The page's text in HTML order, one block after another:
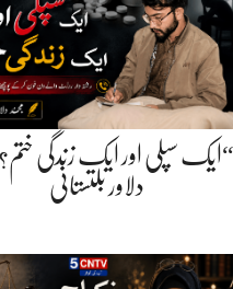
“ایک سپلی اور ایک زندگی
دلاور بلتستانی